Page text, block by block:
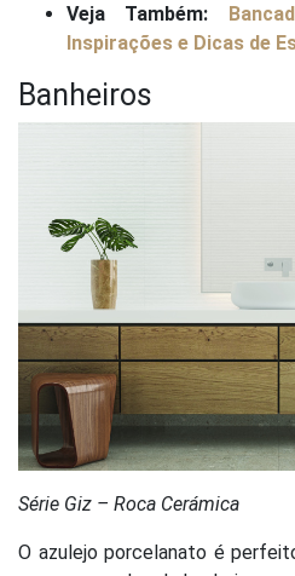
Veja Também:
Inspirações e Dicas de
Banheiros
Série Giz – Roca Cerámica
O azulejo porcelanato é